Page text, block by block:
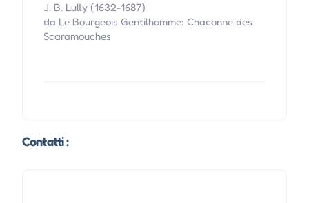
J. B. Lully (1632-1687)
da Le Bourgeois Gentilhomme: Chaconne des
Scaramouches
Contatti :